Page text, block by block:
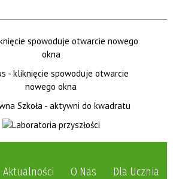
Aktualności O Nas Dla Ucznia